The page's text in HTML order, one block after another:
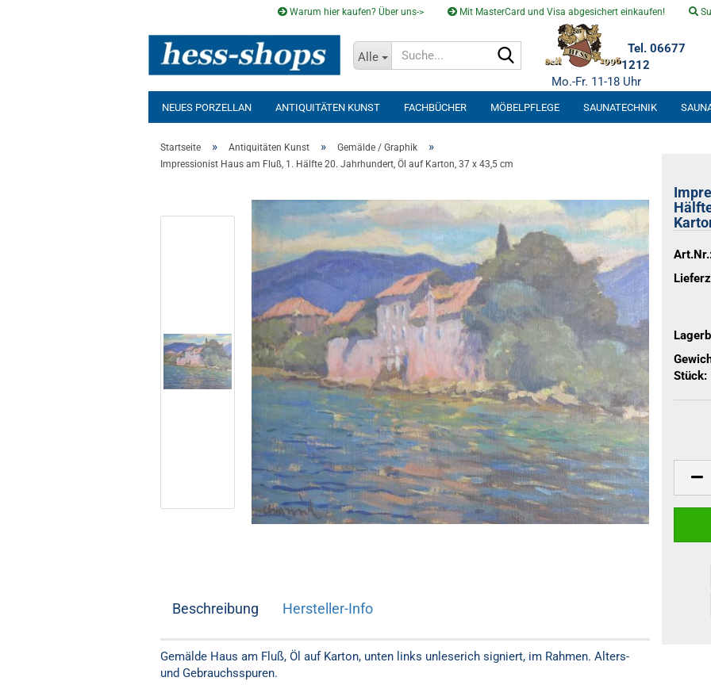
Warum hier kaufen? Über uns-> Mit MasterCard und Visa abgesichert einkaufen!
Alle
Suche...
Tel. 06677
1212
Mo.-Fr. 11-18 Uhr
NEUES PORZELLAN ANTIQUITÄTEN KUNST FACHBÜCHER MÖBELPFLEGE SAUNATECHNIK
Startseite » Antiquitäten Kunst » Gemälde / Graphik »
Impressionist Haus am Fluß, 1. Hälfte 20. Jahrhundert, Öl auf Karton, 37 x 43,5 cm
Stück:
Beschreibung Hersteller-Info
Gemälde Haus am Fluß, Öl auf Karton, unten links unleserich signiert, im Rahmen. Alters-
und Gebrauchsspuren.